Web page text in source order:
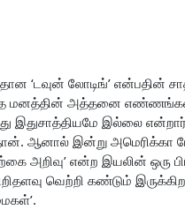
‘டவுன் லோடிங்’ என்பதின்
மனத்தின் அத்தனை
இதுசாத்தியமே இல்லை
ஆனால் இன்று அமெரிக்கா
அறிவு’ என்ற இயலின் ஒரு
வெற்றி கண்டும்